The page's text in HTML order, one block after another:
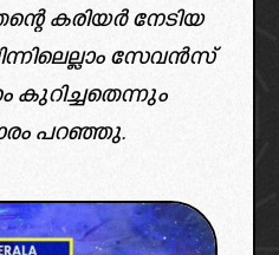
കരിയർ നേടിയ
സേവൻസ്
പറഞ്ഞു.